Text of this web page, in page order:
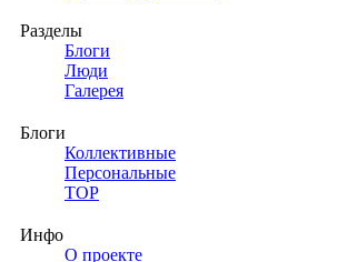
Разделы
Блоги
Люди
Галерея
Блоги
Коллективные
Персональные
TOP
Инфо
О проекте